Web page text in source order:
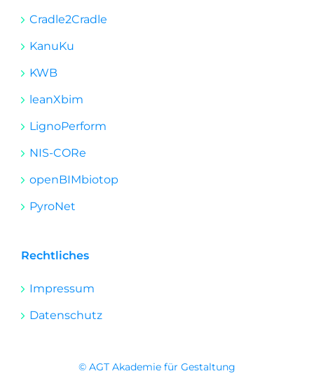
Cradle2Cradle
KanuKu
KWB
leanXbim
LignoPerform
NIS-CORe
openBIMbiotop
PyroNet
Rechtliches
Impressum
Datenschutz
© AGT Akademie für Gestaltung